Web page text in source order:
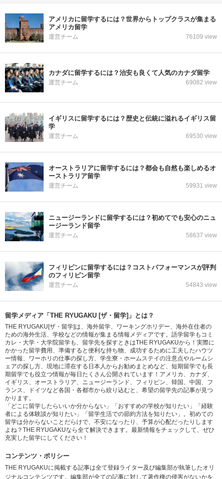
アメリカに留学するには？世界からトップクラスが集まる
アメリカ留学
運営チーム 76109 view
カナダに留学するには？治安も良くて人気のカナダ留学
運営チーム 69082 view
イギリスに留学するには？歴史と伝統に溢れるイギリス留
学
運営チーム 69530 view
オーストラリアに留学するには？都会も自然も楽しめるオ
ーストラリア留学
運営チーム 59931 view
ニュージーランドに留学するには？初めてでも安心のニュ
ージーランド留学
運営チーム 58637 view
フィリピンに留学するには？コストパフォーマンスが評判
のフィリピン留学
運営チーム 54843 view
留学メディア「THE RYUGAKU [ザ・留学]」とは？
THE RYUGAKU[ザ・留学]は、海外留学、ワーキングホリデー、海外在住者の
ための海外生活、学校などの情報が集まる情報メディアです。語学留学もコミ
カレ・大学・大学院留学も、留学先を探すときはTHE RYUGAKUから！実際に
かかった留学費用、準備すると便利な持ち物、成功するために工夫したハウツ
ー情報、ワーホリの仕事の探し方、学生寮・ホームステイの注意点やルームシ
ェアの探し方、現地に滞在する日本人からお勧めまとめなど、短期留学でも長
期留学でも役立つ情報が毎日たくさん公開されています！アメリカ、カナダ、
イギリス、オーストラリア、ニュージーランド、フィリピン、韓国、中国、フ
ランス、ドイツなど各国・各都市から絞り込むと、希望の留学先の記事が見つ
かります。
「どこに留学したらいいか分からない」「おすすめの学校が知りたい」「経験
者による体験談が知りたい」「留学生活での節約方法を知りたい」。初めての
留学は分からないことだらけで、不安になったり、予算が心配だったりします
よね？THE RYUGAKUなら全て解決できます。最新情報をチェックして、ぜひ
充実した留学にしてください！
コンテンツ・ポリシー
THE RYUGAKUに掲載する記事は全て登録ライター及び編集部が執筆したオリ
ジナルコンテンツです。編集部が全ての記事に対して著作権の侵害がないかを